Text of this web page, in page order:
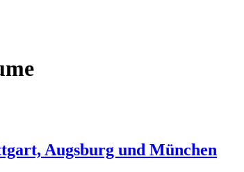
Augsburg und München